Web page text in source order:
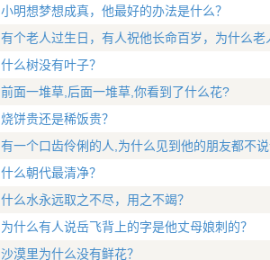
小明想梦想成真，他最好的办法是什么？
有个老人过生日，有人祝他长命百岁，为什么老
什么树没有叶子？
前面一堆草,后面一堆草,你看到了什么花?
烧饼贵还是稀饭贵？
有一个口齿伶俐的人,为什么见到他的朋友都不
什么朝代最清净？
什么水永远取之不尽，用之不竭？
为什么有人说岳飞背上的字是他丈母娘刺的？
沙漠里为什么没有鲜花？